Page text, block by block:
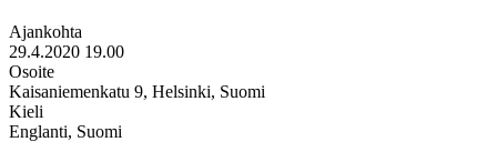
Ajankohta
29.4.2020 19.00
Osoite
Kaisaniemenkatu 9, Helsinki, Suomi
Kieli
Englanti, Suomi